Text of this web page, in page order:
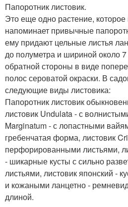
Папоротник листовик.
Это еще одно растение,
напоминает привычные
ему придают цельные листья
до полуметра и шириной около
обратной стороны в виде
полос сероватой окраски. В
следующие виды листовика:
Папоротник листовик
листовик Undulata - с
Marginatum - с лопастными
гребенчатая форма, листовик
перфорированными листьями,
- шикарные кусты с сильно
листьями, листовик японский -
и кожаными ланцетно -
длиной.